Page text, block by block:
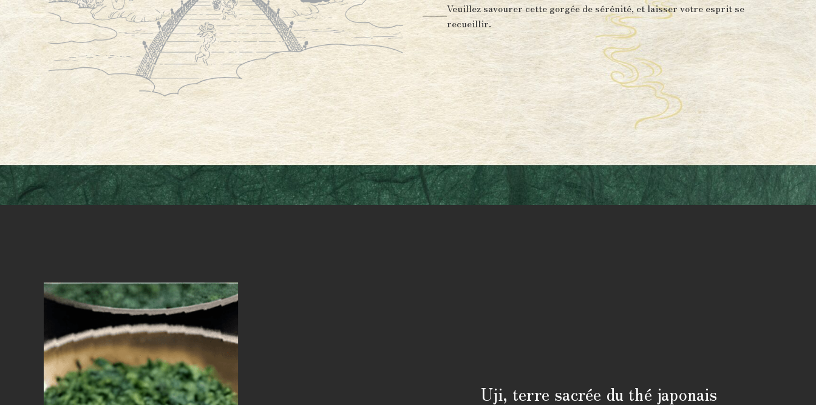
Veuillez savourer cette gorgée de sérénité, et laisser votre esprit se
recueillir.
Uji, terre sacrée du thé japonais